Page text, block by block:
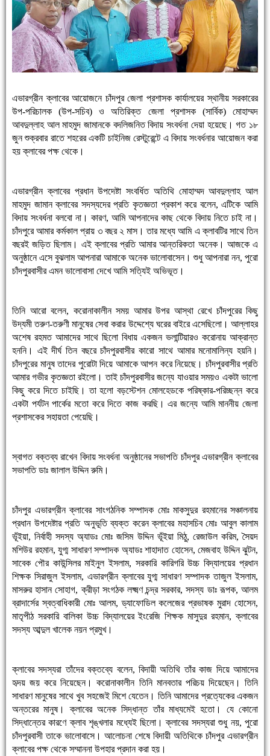
এভারগ্রীন ক্লাবের আয়োজনে চাঁদপুর জেলা প্রশাসক কার্যালয়ের স্থানীয় সরকারের
উপ-পরিচালক (উপ-সচিব) ও অতিরিক্ত জেলা প্রশাসক (সার্বিক) মোহাম্মদ
আবদুল্লাহ আল মাহমুদ জামানকে বদলিজনিত বিদায় সংবর্ধনা দেয়া হয়েছে। গত ১৮
জুন শুক্রবার রাতে শহরের একটি চাইনিজ রেস্টুরেন্টে এ বিদায় সংবর্ধনার আয়োজন করা
হয় ক্লাবের পক্ষ থেকে।
এভারগ্রীন ক্লাবের প্রধান উপদেষ্টা সংবর্ধিত অতিথি মোহাম্মদ আবদুল্লাহ আল
মাহমুদ জামান ক্লাবের সদস্যদের প্রতি কৃতজ্ঞতা প্রকাশ করে বলেন, এটিকে আমি
বিদায় সংবর্ধনা বলবো না। কারণ, আমি আপনাদের কাছ থেকে বিদায় নিতে চাই না।
চাঁদপুরে আমার কর্মকাল প্রায় ৩ বছর ২ মাস। তার মধ্যে আমি এ ক্লাবটির সাথে তিন
বছরই জড়িত ছিলাম। এই ক্লাবের প্রতি আমার আন্তরিকতা অনেক। আজকে এ
অনুষ্ঠানে এসে বুঝলাম আপনারা আমাকে অনেক ভালোবাসেন। শুধু আপনারা নন, পুরো
চাঁদপুরবাসীর এমন ভালোবাসা দেখে আমি সত্যিই অভিভূত।
তিনি আরো বলেন, করোনাকালীন সময় আমার উপর আস্থা রেখে চাঁদপুরের কিছু
উদ্যমী তরুণ-তরুণী মানুষের সেবা করার উদ্দেশ্যে ঘরের বাইরে এসেছিলো। আল্লাহর
অশেষ রহমত আমাদের সাথে ছিলো বিধায় একজন ভলান্টিয়ারও করোনায় আক্রান্ত
হননি। এই দীর্ঘ তিন বছরে চাঁদপুরবাসীর কারো সাথে আমার মনোমালিন্য হয়নি।
চাঁদপুরের মানুষ তাদের পুরোটা দিয়ে আমাকে আপন করে নিয়েছে। চাঁদপুরবাসীর প্রতি
আমার গভীর কৃতজ্ঞতা রইলো। তাই চাঁদপুরবাসীর জন্যে যাওয়ার সময়ও একটা ভালো
কিছু করে দিতে চাইছি। তা হলো বড়স্টেশন মোলহেডকে পরিষ্কার-পরিচ্ছন্ন করে
একটা পর্যটন পার্কের মতো করে দিতে কাজ করছি। এর জন্যে আমি মাননীয় জেলা
প্রশাসকের সহায়তা পেয়েছি।
স্বাগত বক্তব্য রাখেন বিদায় সংবর্ধনা অনুষ্ঠানের সভাপতি চাঁদপুর এভারগ্রীন ক্লাবের
সভাপতি ডাঃ জালাল উদ্দিন রুমি।
চাঁদপুর এভারগ্রীন ক্লাবের সাংগঠনিক সম্পাদক মোঃ মাকসুদুর রহমানের সঞ্চালনায়
প্রধান উপদেষ্টার প্রতি অনুভূতি ব্যক্ত করেন ক্লাবের মহাসচিব মোঃ আবুল কালাম
ভূঁইয়া, নির্বাহী সদস্য অ্যাডঃ মোঃ জসিম উদ্দিন ভূঁইয়া মিঠু, রেজাউল করিম, সৈয়দ
মশিউর রহমান, যুগ্ম সাধারণ সম্পাদক অ্যাডঃ শাহাদাত হোসেন, মেজবাহ উদ্দিন ঝুটন,
সাবেক পৌর কাউন্সিলর মাইনুল ইসলাম, সরকারি কারিগরি উচ্চ বিদ্যালয়ের প্রধান
শিক্ষক সিরাজুল ইসলাম, এভারগ্রীন ক্লাবের যুগ্ম সাধারণ সম্পাদক তাজুল ইসলাম,
মাসরুর হাসান সোহাগ, ক্রীড়া সংগঠক লক্ষ্মণ চন্দ্র সরকার, সদস্য ডাঃ রূপক, আলম
ব্রাদার্সের স্বত্বাধিকারী মোঃ আলম, ড্যাফোডিল কলেজের প্রভাষক মুরাদ হোসেন,
মাতৃপীঠ সরকারি বালিকা উচ্চ বিদ্যালয়ের ইংরেজি শিক্ষক মাসুদুর রহমান, ক্লাবের
সদস্য আব্দুল খালেক নয়ন প্রমুখ।
ক্লাবের সদস্যরা তাঁদের বক্তব্যে বলেন, বিদায়ী অতিথি তাঁর কাজ দিয়ে আমাদের
হৃদয় জয় করে নিয়েছেন। করোনাকালীন তিনি মানবতার পরিচয় দিয়েছেন। তিনি
সাধারণ মানুষের সাথে খুব সহজেই মিশে যেতেন। তিনি আমাদের প্রত্যেকের একজন
অন্তরের মানুষ। ক্লাবের অনেক সিদ্ধান্ত তাঁর মাধ্যমেই হতো। যে কোনো
সিদ্ধান্তের কারণে ক্লাব শৃঙ্খলার মধ্যেই ছিলো। ক্লাবের সদস্যরা শুধু নয়, পুরো
চাঁদপুরবাসী তাকে ভালোবাসে। আলোচনা শেষে বিদায়ী অতিথিকে চাঁদপুর এভারগ্রীন
ক্লাবের পক্ষ থেকে সম্মাননা উপহার প্রদান করা হয়।